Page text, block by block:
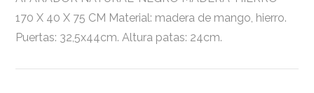
170 X 40 X 75 CM Material: madera de mango, hierro.
Puertas: 32,5x44cm. Altura patas: 24cm.